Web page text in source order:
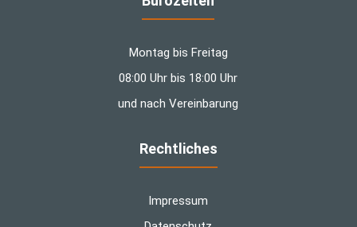
Montag bis Freitag
08:00 Uhr bis 18:00 Uhr
und nach Vereinbarung
Rechtliches
Impressum